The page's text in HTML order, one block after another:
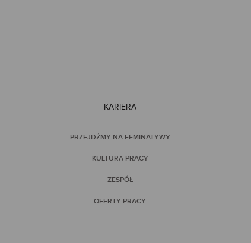
KARIERA
PRZEJDŹMY NA FEMINATYWY
KULTURA PRACY
ZESPÓŁ
OFERTY PRACY